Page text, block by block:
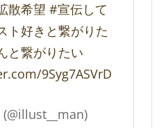
散希望 #宣伝して
ト好きと繋がりた
と繋がりたい
9Syg7ASVrD